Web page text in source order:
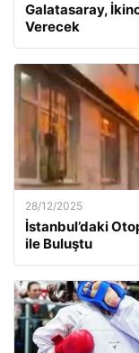
Galatasaray,
Verecek
28/12/2025
İstanbul’daki
ile Buluştu